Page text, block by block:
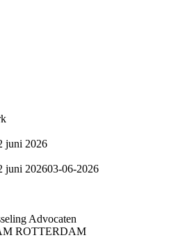
juni 2026
juni 202603-06-2026
Advocaten
ROTTERDAM